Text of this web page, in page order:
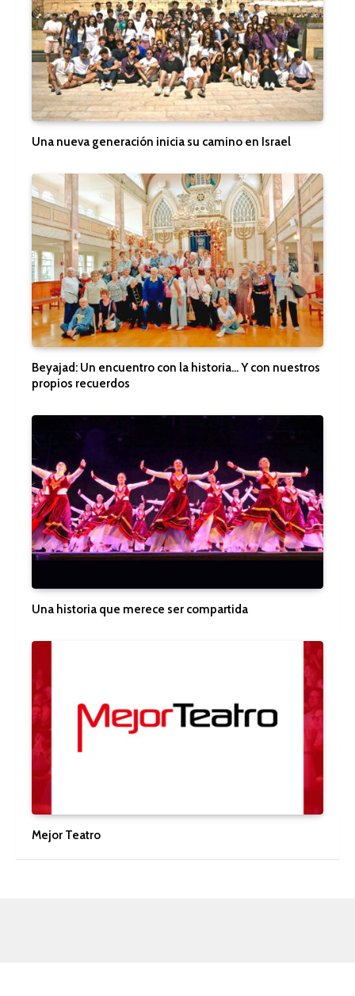
Una nueva generación inicia su camino en Israel
Beyajad: Un encuentro con la historia… Y con nuestros
propios recuerdos
Una historia que merece ser compartida
Mejor Teatro